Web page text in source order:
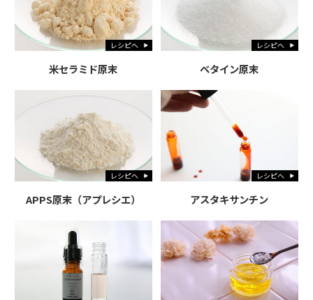
レシピへ
米セラミド原末
レシピへ
ベタイン原末
レシピへ
APPS原末（アプレシエ）
レシピへ
アスタキサンチン